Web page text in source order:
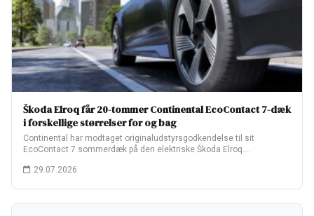
Škoda Elroq får 20-tommer Continental EcoContact 7-dæk
i forskellige størrelser for og bag
Continental har modtaget originaludstyrsgodkendelse til sit
EcoContact 7 sommerdæk på den elektriske Škoda Elroq.
29.07.2026